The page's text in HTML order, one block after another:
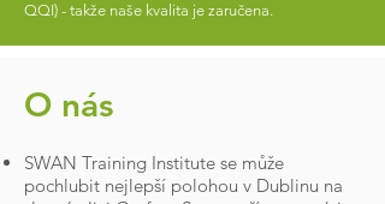
QQI) - takže naše kvalita je zaručena.
O nás
SWAN Training Institute se může
pochlubit nejlepší polohou v Dublinu na